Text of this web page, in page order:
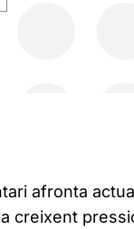
afronta
creixent